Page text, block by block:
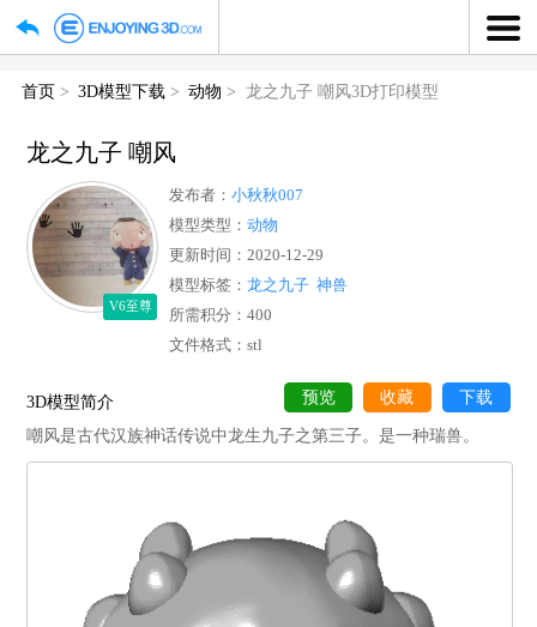
首页 3D模型下载 动物 龙之九子 嘲风3D打印模型
龙之九子 嘲风
发布者：小秋秋007
模型类型：动物
更新时间：2020-12-29
模型标签：
所需积分：400
文件格式：stl
3D模型简介 收藏
预览